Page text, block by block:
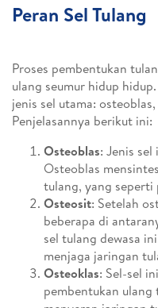
Peran Sel Tulang
Proses pembentukan
ulang seumur hidup
jenis sel utama:
Penjelasannya berikut ini:
Osteoblas: Jenis
Osteoblas
tulang, yang seperti
Osteosit: Setelah
beberapa di
sel tulang dewasa
menjaga jaringan
Osteoklas: Sel-sel
pembentukan ulang